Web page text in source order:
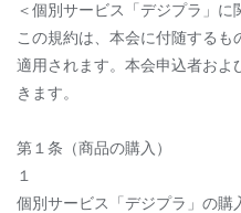
＜個別サービス「デジプラ」に
この規約は、本会に付随する
適用されます。本会申込者お
きます。
第１条（商品の購入）
１
個別サービス「デジプラ」の購